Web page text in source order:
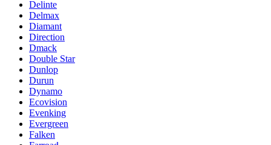
Delinte
Delmax
Diamant
Direction
Dmack
Double Star
Dunlop
Durun
Dynamo
Ecovision
Evenking
Evergreen
Falken